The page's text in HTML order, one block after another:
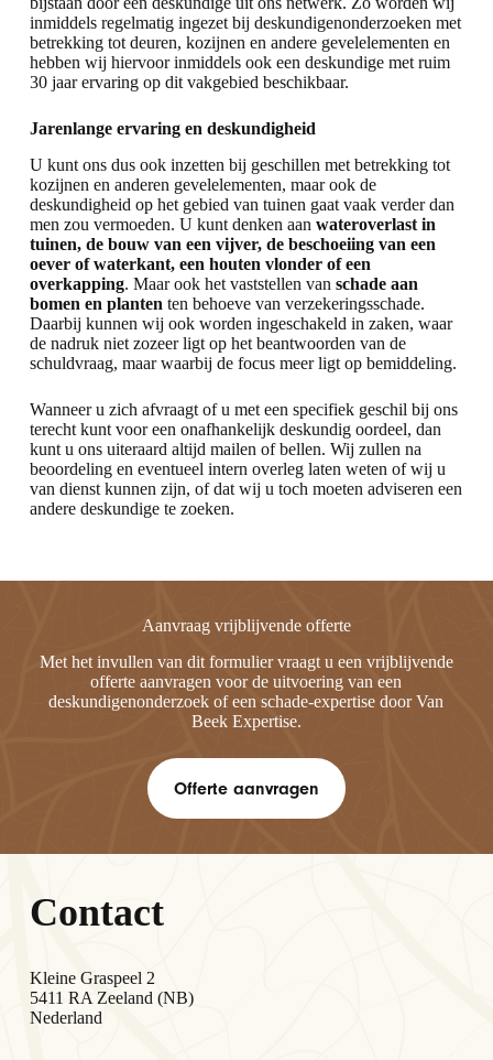
inmiddels regelmatig ingezet bij deskundigenonderzoeken met
betrekking tot deuren, kozijnen en andere gevelelementen en
hebben wij hiervoor inmiddels ook een deskundige met ruim
30 jaar ervaring op dit vakgebied beschikbaar.
Jarenlange ervaring en deskundigheid
U kunt ons dus ook inzetten bij geschillen met betrekking tot
kozijnen en anderen gevelelementen, maar ook de
deskundigheid op het gebied van tuinen gaat vaak verder dan
men zou vermoeden. U kunt denken aan wateroverlast in
tuinen, de bouw van een vijver, de beschoeiing van een
oever of waterkant, een houten vlonder of een
overkapping. Maar ook het vaststellen van schade aan
bomen en planten ten behoeve van verzekeringsschade.
Daarbij kunnen wij ook worden ingeschakeld in zaken, waar
de nadruk niet zozeer ligt op het beantwoorden van de
schuldvraag, maar waarbij de focus meer ligt op bemiddeling.
Wanneer u zich afvraagt of u met een specifiek geschil bij ons
terecht kunt voor een onafhankelijk deskundig oordeel, dan
kunt u ons uiteraard altijd mailen of bellen. Wij zullen na
beoordeling en eventueel intern overleg laten weten of wij u
van dienst kunnen zijn, of dat wij u toch moeten adviseren een
andere deskundige te zoeken.
Aanvraag vrijblijvende offerte
Met het invullen van dit formulier vraagt u een vrijblijvende
offerte aanvragen voor de uitvoering van een
deskundigenonderzoek of een schade-expertise door Van
Beek Expertise.
Offerte aanvragen
Contact
Kleine Graspeel 2
5411 RA Zeeland (NB)
Nederland